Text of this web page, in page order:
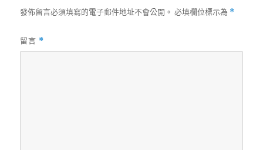
發佈留言必須填寫的電子郵件地址不會公開。 必填欄位標示為 *
留言 *